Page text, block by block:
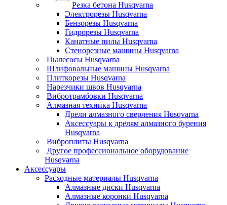
Резка бетона Husqvarna
Электрорезы Husqvarna
Бензорезы Husqvarna
Гидрорезы Husqvarna
Канатные пилы Husqvarna
Стенорезные машины Husqvarna
Пылесосы Husqvarna
Шлифовальные машины Husqvarna
Плиткорезы Husqvarna
Нарезчики швов Husqvarna
Вибротрамбовки Husqvarna
Алмазная техника Husqvarna
Дрели алмазного сверления Husqvarna
Аксессуары к дрелям алмазного бурения
Husqvarna
Виброплиты Husqvarna
Другое профессиональное оборудование
Husqvarna
Аксессуары
Расходные материалы Husqvarna
Алмазные диски Husqvarna
Алмазные коронки Husqvarna